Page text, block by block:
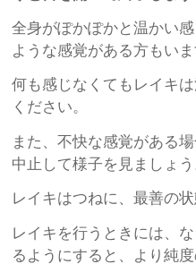
全身がぽかぽかと温かい
ような感覚がある方もいま
何も感じなくてもレイキ
ください。
また、不快な感覚がある
中止して様子を見ましょう
レイキはつねに、最善の
レイキを行うときには、
るようにすると、より純